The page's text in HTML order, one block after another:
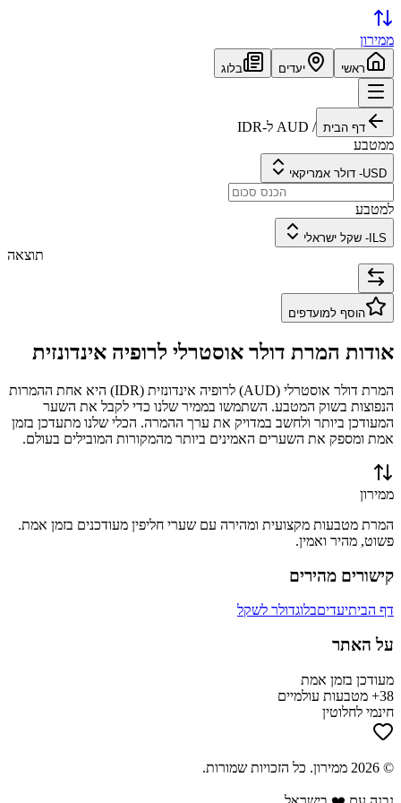
ממירון
ראשי יעדים בלוג
דף הבית /
AUD ל-IDR
ממטבע
USD
- דולר אמריקאי
למטבע
ILS
- שקל ישראלי
תוצאה
הוסף למועדפים
אודות המרת דולר אוסטרלי לרופיה אינדונזית
המרת דולר אוסטרלי (
AUD) לרופיה אינדונזית (
IDR) היא אחת ההמרות
הנפוצות בשוק המטבע. השתמשו בממיר שלנו כדי לקבל את השער
המעודכן ביותר ולחשב במדויק את ערך ההמרה. הכלי שלנו מתעדכן בזמן
אמת ומספק את השערים האמינים ביותר מהמקורות המובילים בעולם.
ממירון
המרת מטבעות מקצועית ומהירה עם שערי חליפין מעודכנים בזמן אמת.
פשוט, מהיר ואמין.
קישורים מהירים
דף הביתיעדיםבלוגדולר לשקל
על האתר
מעודכן בזמן אמת
38+ מטבעות עולמיים
חינמי לחלוטין
©
2026 ממירון. כל הזכויות שמורות.